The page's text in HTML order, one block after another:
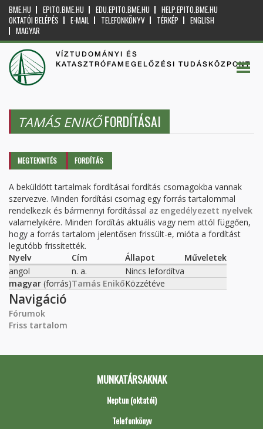
BME.HU EPITO.BME.HU EDU.EPITO.BME.HU
HELP.EPITO.BME.HU
OKTATÓI BELÉPÉS
E-MAIL TELEFONKÖNYV TÉRKÉP
ENGLISH
MAGYAR
VÍZTUDOMÁNYI ÉS
KATASZTRÓFAMEGELŐZÉSI TUDÁSKÖZPONT
TAMÁS ENIKŐFORDÍTÁSAI
Elsődleges fülek
MEGTEKINTÉS FORDÍTÁS
A beküldött tartalmak fordításai fordítás csomagokba vannak
szervezve. Minden fordítási csomag egy forrás tartalommal
rendelkezik és bármennyi fordítással az engedélyezett nyelvek
valamelyikére. Minden fordítás aktuális vagy nem attól függően,
hogy a forrás tartalom jelentősen frissült-e, mióta a fordítást
legutóbb frissítették.
Nyelv
Cím Állapot
Műveletek
angol
n. a.
Nincs lefordítva
magyar (forrás)Tamás EnikőKözzétéve
Navigáció
Fórumok
Friss tartalom
MUNKATÁRSAKNAK
Neptun (oktatói)
Telefonkönyv